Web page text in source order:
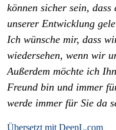
können sicher sein,
unserer Entwicklung
Ich wünsche mir, dass
wiedersehen, wenn wir
Außerdem möchte ich
Freund bin und immer
werde immer für Sie da
Übersetzt mit DeepL.com